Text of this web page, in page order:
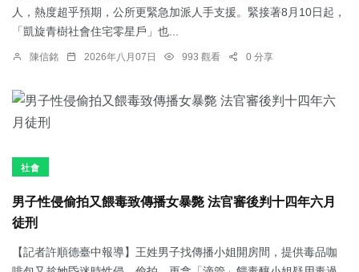
人，熱度超乎預期，公所更緊急加派人手支援。緊接著8月10日起，
「凱旋青樹社會住宅零星戶」也...
陳信銘 2026年八月07日 993 觀看 0 分享
社會
男子性侵偷拍又餵毒致傳播女暴斃 法官審後判十四年六月
徒刑
【記者許順德臺中報導】王姓男子找傳播小姐開房間，提供毒品咖